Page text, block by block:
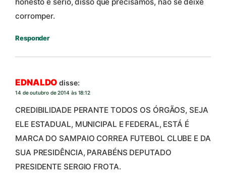
corromper.
Responder
EDNALDO disse:
14 de outubro de 2014 às 18:12
CREDIBILIDADE PERANTE TODOS OS ÓRGÃOS, SEJA
ELE ESTADUAL, MUNICIPAL E FEDERAL, ESTÁ É
MARCA DO SAMPAIO CORREA FUTEBOL CLUBE E DA
SUA PRESIDÊNCIA, PARABÉNS DEPUTADO
PRESIDENTE SERGIO FROTA.